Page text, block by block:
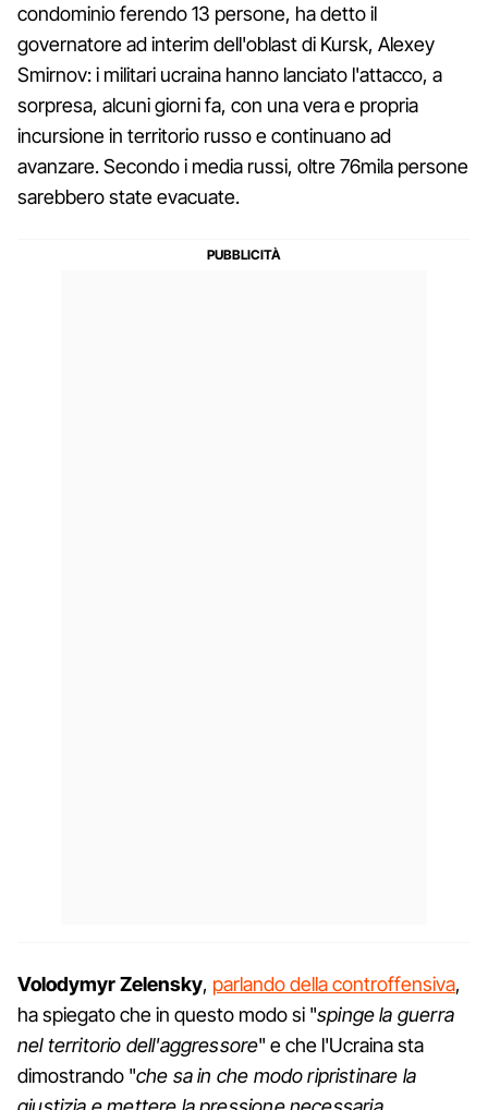
condominio ferendo 13 persone, ha detto il
governatore ad interim dell'oblast di Kursk, Alexey
Smirnov: i militari ucraina hanno lanciato l'attacco, a
sorpresa, alcuni giorni fa, con una vera e propria
incursione in territorio russo e continuano ad
avanzare. Secondo i media russi, oltre 76mila persone
sarebbero state evacuate.
Volodymyr Zelensky, parlando della controffensiva,
ha spiegato che in questo modo si "spinge la guerra
nel territorio dell'aggressore" e che l'Ucraina sta
dimostrando "che sa in che modo ripristinare la